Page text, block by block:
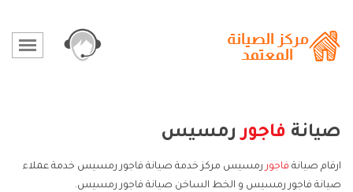
صيانة فاجوررمسيس
ارقام صيانة فاجور رمسيس مركز خدمة صيانة فاجور رمسيس خدمة عملاء
صيانة فاجور رمسيس و الخط الساخن صيانة فاجور رمسيس.